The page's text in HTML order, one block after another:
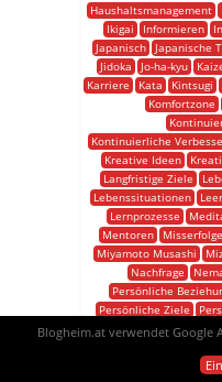
Haushaltsmanagement
Ikigai
Informieren
Japanisch
Japanische
Jidoka
Jo-ha-kyu
Karriere
Kata Kintsugi
Komfortzone
Kontinuierliche
Kreative Ideen
Langfristige Ziele
Lebenssituationen
Lernprozesse
Mentoren
Misserfolge
Miyamoto Musashi
Nachfrage
Persönliche
Persönliche Ziele
Phasen
Proaktives
Blogheim.at verwendet